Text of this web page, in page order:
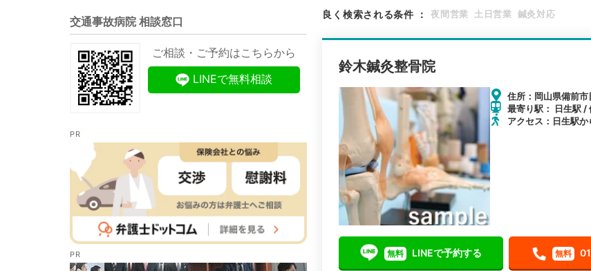
交通事故病院 相談窓口
ご相談・ご予約はこちらから
LINEで無料相談
良く検索される条件 ： 夜間営業 土日営業 鍼灸対応
鈴木鍼灸整骨院
住所：岡山県備前
最寄り駅： 日生駅 /
アクセス：日生駅か
無料 LINEで予約する 無料